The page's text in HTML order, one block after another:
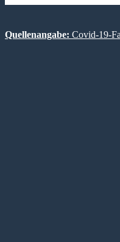
Quellenangabe: Covid-19-